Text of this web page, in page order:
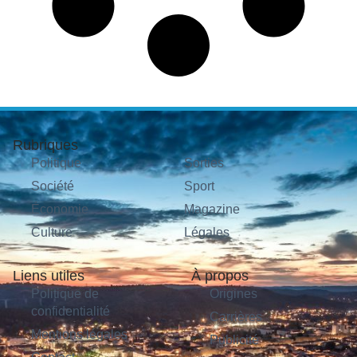
Rubriques
Politique
Société
Économie
Culture
Sorties
Sport
Magazine
Légales
Liens utiles
Politique de
confidentialité
Mentions légales
À propos
Origines
Carrières
Publicité